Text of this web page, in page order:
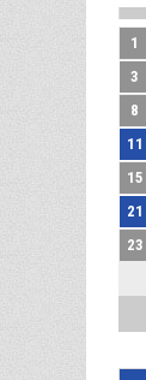
1
3
8
11
15
21
23